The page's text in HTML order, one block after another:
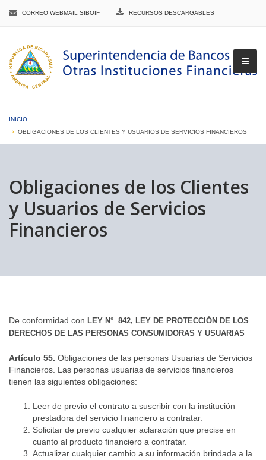
CORREO WEBMAIL SIBOIF RECURSOS DESCARGABLES
INICIO
OBLIGACIONES DE LOS CLIENTES Y USUARIOS DE SERVICIOS FINANCIEROS
Obligaciones de los Clientes
y Usuarios de Servicios
Financieros
De conformidad con LEY N°. 842, LEY DE PROTECCIÓN DE LOS
DERECHOS DE LAS PERSONAS CONSUMIDORAS Y USUARIAS
Artículo 55. Obligaciones de las personas Usuarias de Servicios
Financieros. Las personas usuarias de servicios financieros
tienen las siguientes obligaciones:
Leer de previo el contrato a suscribir con la institución
prestadora del servicio financiero a contratar.
Solicitar de previo cualquier aclaración que precise en
cuanto al producto financiero a contratar.
Actualizar cualquier cambio a su información brindada a la